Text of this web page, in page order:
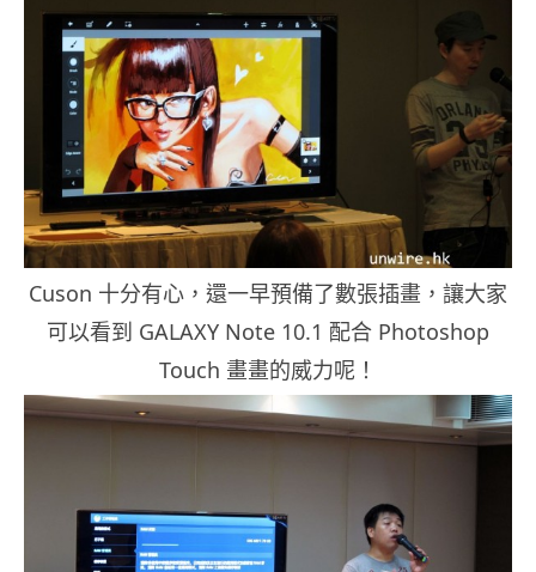
Cuson 十分有心，還一早預備了數張插畫，讓大家
可以看到 GALAXY Note 10.1 配合 Photoshop
Touch 畫畫的威力呢！